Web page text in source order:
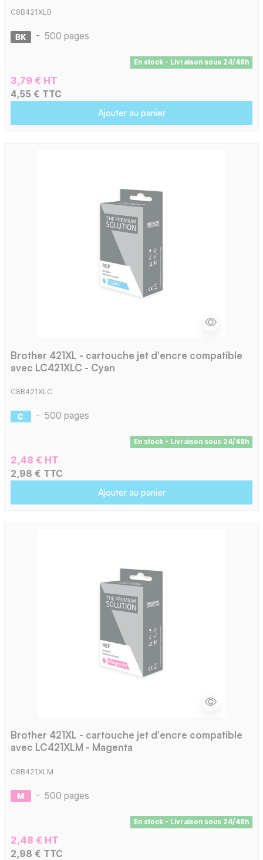
C8B421XLB
- 500 pages
En stock - Livraison sous 24/48h
3,79 € HT
4,55 € TTC
Ajouter au panier
Brother 421XL - cartouche jet d'encre compatible
avec LC421XLC - Cyan
C8B421XLC
- 500 pages
En stock - Livraison sous 24/48h
2,48 € HT
2,98 € TTC
Ajouter au panier
Brother 421XL - cartouche jet d'encre compatible
avec LC421XLM - Magenta
C8B421XLM
- 500 pages
En stock - Livraison sous 24/48h
2,48 € HT
2,98 € TTC